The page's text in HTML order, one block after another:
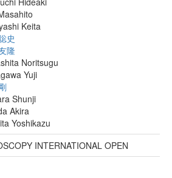
Keita
史
隆
Noritsugu
Yuji
Shunji
Akira
Yoshikazu
INTERNATIONAL OPEN